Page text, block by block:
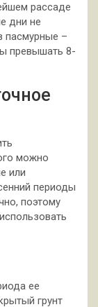
рассаде
дни не
пасмурные –
превышать 8-
можно
или
периоды
поэтому
ее
грунт